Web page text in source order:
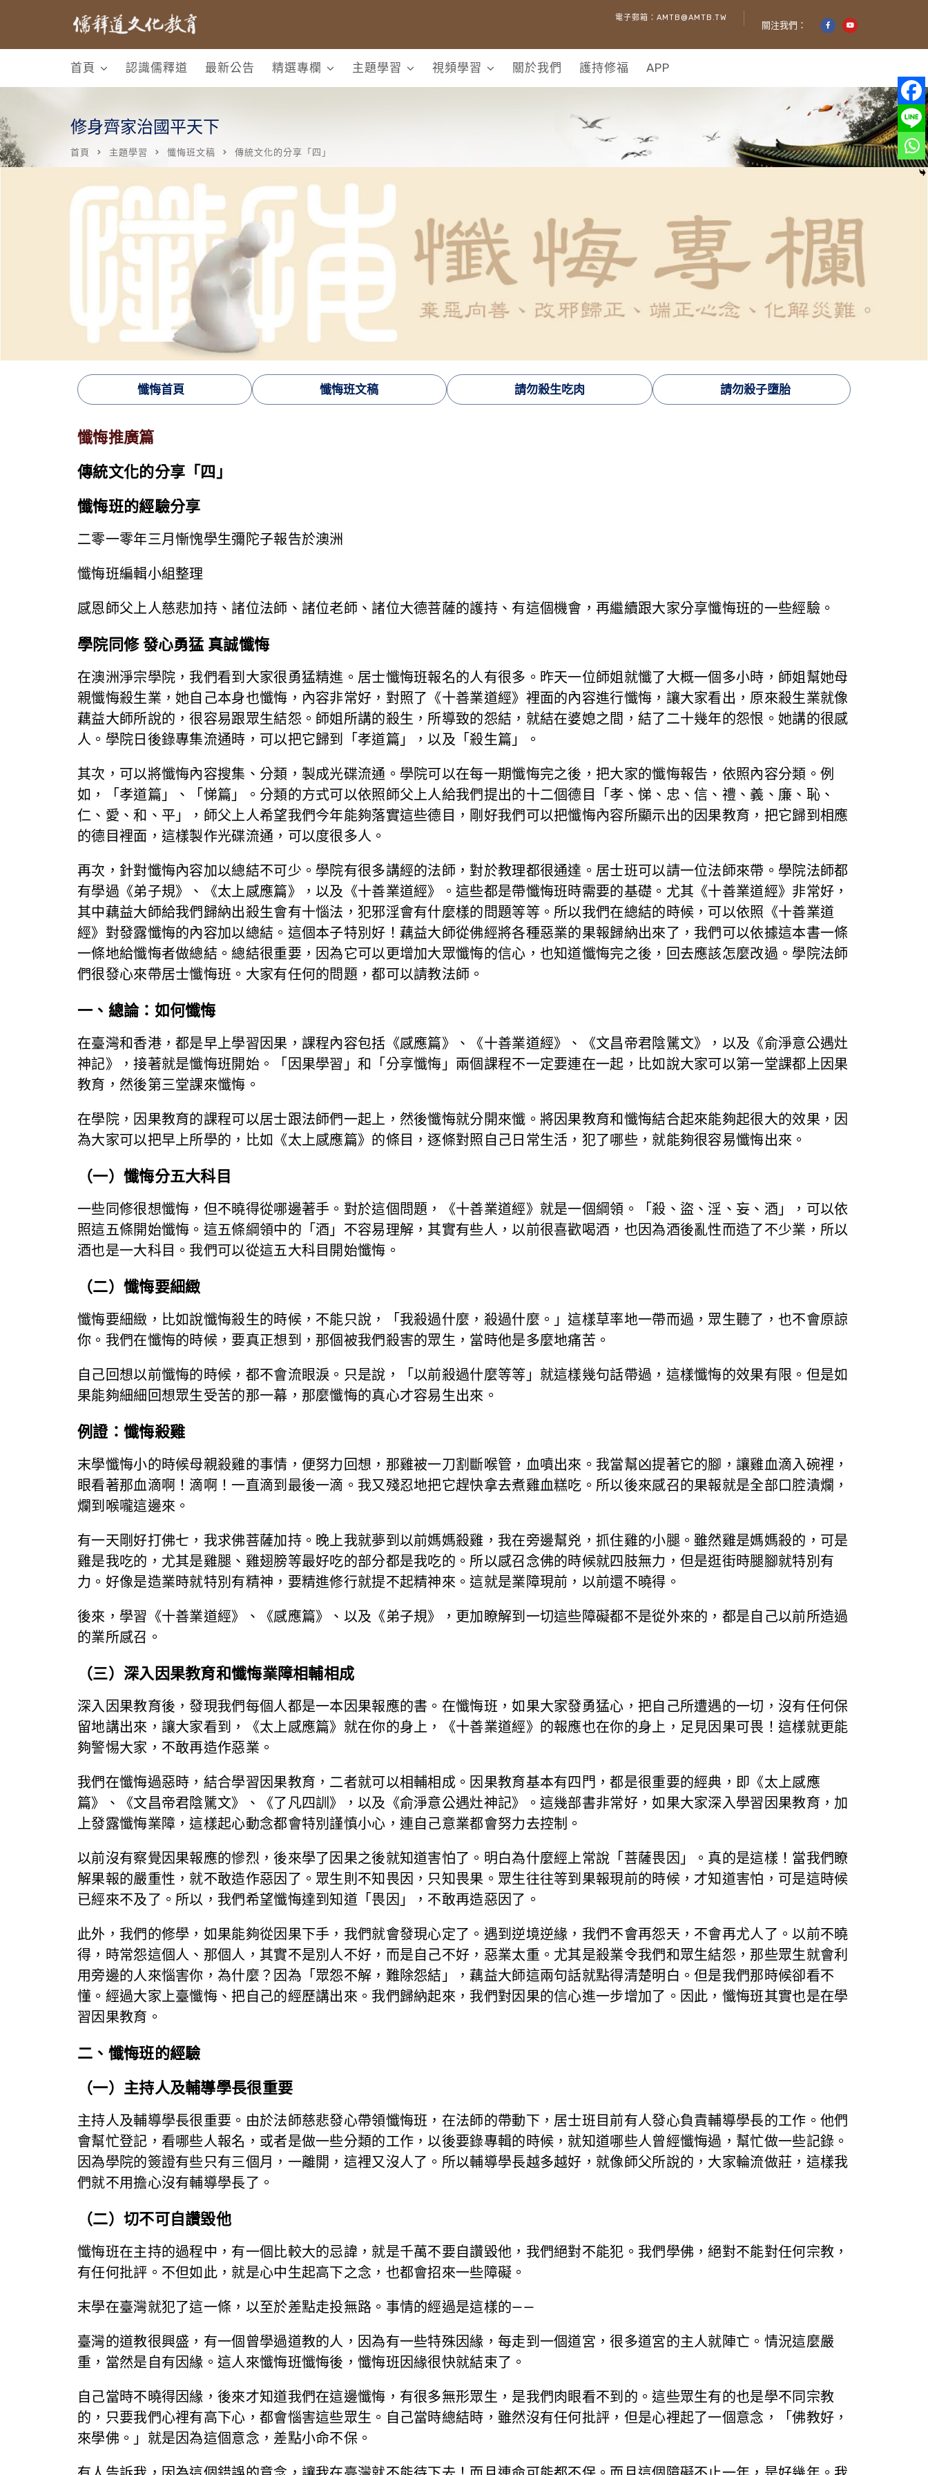
電子郵箱：AMTB@AMTB.TW
關注我們：
首頁 認識儒釋道 最新公告 精選專欄 主題學習 視頻學習 關於我們 護持修福 APP
修身齊家治國平天下
首頁 主題學習 懺悔班文稿 傳統文化的分享「四」
懺悔首頁 懺悔班文稿 請勿殺生吃肉 請勿殺子墮胎
懺悔推廣篇
傳統文化的分享「四」
懺悔班的經驗分享
二零一零年三月慚愧學生彌陀子報告於澳洲
懺悔班編輯小組整理
感恩師父上人慈悲加持、諸位法師、諸位老師、諸位大德菩薩的護持、有這個機會，再繼續跟大家分享懺悔班的一些經驗。
學院同修 發心勇猛 真誠懺悔
在澳洲淨宗學院，我們看到大家很勇猛精進。居士懺悔班報名的人有很多。昨天一位師姐就懺了大概一個多小時，師姐幫她母
親懺悔殺生業，她自己本身也懺悔，內容非常好，對照了《十善業道經》裡面的內容進行懺悔，讓大家看出，原來殺生業就像
藕益大師所說的，很容易跟眾生結怨。師姐所講的殺生，所導致的怨結，就結在婆媳之間，結了二十幾年的怨恨。她講的很感
人。學院日後錄專集流通時，可以把它歸到「孝道篇」，以及「殺生篇」。
其次，可以將懺悔內容搜集、分類，製成光碟流通。學院可以在每一期懺悔完之後，把大家的懺悔報告，依照內容分類。例
如，「孝道篇」、「悌篇」。分類的方式可以依照師父上人給我們提出的十二個德目「孝、悌、忠、信、禮、義、廉、恥、
仁、愛、和、平」，師父上人希望我們今年能夠落實這些德目，剛好我們可以把懺悔內容所顯示出的因果教育，把它歸到相應
的德目裡面，這樣製作光碟流通，可以度很多人。
再次，針對懺悔內容加以總結不可少。學院有很多講經的法師，對於教理都很通達。居士班可以請一位法師來帶。學院法師都
有學過《弟子規》、《太上感應篇》，以及《十善業道經》。這些都是帶懺悔班時需要的基礎。尤其《十善業道經》非常好，
其中藕益大師給我們歸納出殺生會有十惱法，犯邪淫會有什麼樣的問題等等。所以我們在總結的時候，可以依照《十善業道
經》對發露懺悔的內容加以總結。這個本子特別好！藕益大師從佛經將各種惡業的果報歸納出來了，我們可以依據這本書一條
一條地給懺悔者做總結。總結很重要，因為它可以更增加大眾懺悔的信心，也知道懺悔完之後，回去應該怎麼改過。學院法師
們很發心來帶居士懺悔班。大家有任何的問題，都可以請教法師。
一、總論：如何懺悔
在臺灣和香港，都是早上學習因果，課程內容包括《感應篇》、《十善業道經》、《文昌帝君陰騭文》，以及《俞淨意公遇灶
神記》，接著就是懺悔班開始。「因果學習」和「分享懺悔」兩個課程不一定要連在一起，比如說大家可以第一堂課都上因果
教育，然後第三堂課來懺悔。
在學院，因果教育的課程可以居士跟法師們一起上，然後懺悔就分開來懺。將因果教育和懺悔結合起來能夠起很大的效果，因
為大家可以把早上所學的，比如《太上感應篇》的條目，逐條對照自己日常生活，犯了哪些，就能夠很容易懺悔出來。
（一）懺悔分五大科目
一些同修很想懺悔，但不曉得從哪邊著手。對於這個問題，《十善業道經》就是一個綱領。「殺、盜、淫、妄、酒」，可以依
照這五條開始懺悔。這五條綱領中的「酒」不容易理解，其實有些人，以前很喜歡喝酒，也因為酒後亂性而造了不少業，所以
酒也是一大科目。我們可以從這五大科目開始懺悔。
（二）懺悔要細緻
懺悔要細緻，比如說懺悔殺生的時候，不能只說，「我殺過什麼，殺過什麼。」這樣草率地一帶而過，眾生聽了，也不會原諒
你。我們在懺悔的時候，要真正想到，那個被我們殺害的眾生，當時他是多麼地痛苦。
自己回想以前懺悔的時候，都不會流眼淚。只是說，「以前殺過什麼等等」就這樣幾句話帶過，這樣懺悔的效果有限。但是如
果能夠細細回想眾生受苦的那一幕，那麼懺悔的真心才容易生出來。
例證：懺悔殺雞
末學懺悔小的時候母親殺雞的事情，便努力回想，那雞被一刀割斷喉管，血噴出來。我當幫凶提著它的腳，讓雞血滴入碗裡，
眼看著那血滴啊！滴啊！一直滴到最後一滴。我又殘忍地把它趕快拿去煮雞血糕吃。所以後來感召的果報就是全部口腔潰爛，
爛到喉嚨這邊來。
有一天剛好打佛七，我求佛菩薩加持。晚上我就夢到以前媽媽殺雞，我在旁邊幫兇，抓住雞的小腿。雖然雞是媽媽殺的，可是
雞是我吃的，尤其是雞腿、雞翅膀等最好吃的部分都是我吃的。所以感召念佛的時候就四肢無力，但是逛街時腿腳就特別有
力。好像是造業時就特別有精神，要精進修行就提不起精神來。這就是業障現前，以前還不曉得。
後來，學習《十善業道經》、《感應篇》、以及《弟子規》，更加瞭解到一切這些障礙都不是從外來的，都是自己以前所造過
的業所感召。
（三）深入因果教育和懺悔業障相輔相成
深入因果教育後，發現我們每個人都是一本因果報應的書。在懺悔班，如果大家發勇猛心，把自己所遭遇的一切，沒有任何保
留地講出來，讓大家看到，《太上感應篇》就在你的身上，《十善業道經》的報應也在你的身上，足見因果可畏！這樣就更能
夠警惕大家，不敢再造作惡業。
我們在懺悔過惡時，結合學習因果教育，二者就可以相輔相成。因果教育基本有四門，都是很重要的經典，即《太上感應
篇》、《文昌帝君陰騭文》、《了凡四訓》，以及《俞淨意公遇灶神記》。這幾部書非常好，如果大家深入學習因果教育，加
上發露懺悔業障，這樣起心動念都會特別謹慎小心，連自己意業都會努力去控制。
以前沒有察覺因果報應的慘烈，後來學了因果之後就知道害怕了。明白為什麼經上常說「菩薩畏因」。真的是這樣！當我們瞭
解果報的嚴重性，就不敢造作惡因了。眾生則不知畏因，只知畏果。眾生往往等到果報現前的時候，才知道害怕，可是這時候
已經來不及了。所以，我們希望懺悔達到知道「畏因」，不敢再造惡因了。
此外，我們的修學，如果能夠從因果下手，我們就會發現心定了。遇到逆境逆緣，我們不會再怨天，不會再尤人了。以前不曉
得，時常怨這個人、那個人，其實不是別人不好，而是自己不好，惡業太重。尤其是殺業令我們和眾生結怨，那些眾生就會利
用旁邊的人來惱害你，為什麼？因為「眾怨不解，難除怨結」，藕益大師這兩句話就點得清楚明白。但是我們那時候卻看不
懂。經過大家上臺懺悔、把自己的經歷講出來。我們歸納起來，我們對因果的信心進一步增加了。因此，懺悔班其實也是在學
習因果教育。
二、懺悔班的經驗
（一）主持人及輔導學長很重要
主持人及輔導學長很重要。由於法師慈悲發心帶領懺悔班，在法師的帶動下，居士班目前有人發心負責輔導學長的工作。他們
會幫忙登記，看哪些人報名，或者是做一些分類的工作，以後要錄專輯的時候，就知道哪些人曾經懺悔過，幫忙做一些記錄。
因為學院的簽證有些只有三個月，一離開，這裡又沒人了。所以輔導學長越多越好，就像師父所說的，大家輪流做莊，這樣我
們就不用擔心沒有輔導學長了。
（二）切不可自讚毀他
懺悔班在主持的過程中，有一個比較大的忌諱，就是千萬不要自讚毀他，我們絕對不能犯。我們學佛，絕對不能對任何宗教，
有任何批評。不但如此，就是心中生起高下之念，也都會招來一些障礙。
末學在臺灣就犯了這一條，以至於差點走投無路。事情的經過是這樣的——
臺灣的道教很興盛，有一個曾學過道教的人，因為有一些特殊因緣，每走到一個道宮，很多道宮的主人就陣亡。情況這麼嚴
重，當然是自有因緣。這人來懺悔班懺悔後，懺悔班因緣很快就結束了。
自己當時不曉得因緣，後來才知道我們在這邊懺悔，有很多無形眾生，是我們肉眼看不到的。這些眾生有的也是學不同宗教
的，只要我們心裡有高下心，都會惱害這些眾生。自己當時總結時，雖然沒有任何批評，但是心裡起了一個意念，「佛教好，
來學佛。」就是因為這個意念，差點小命不保。